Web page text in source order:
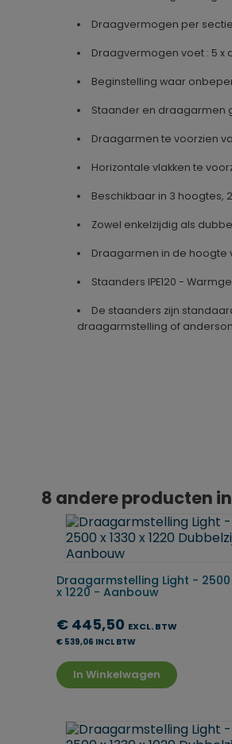
Draagvermogen per
Draagvermogen voet : 5 x
Beginstelling waar
Staander en draagarmen
Draagarmen te voorzien
Horizontale vlakken te
Beschikbaar in 3 hoogtes,
Zowel enkelzijdig als
Draagarmen in de hoogte
Staanders IPE120 -
De staanders zijn
draagarmstelling of
8 andere producten
Draagarmstelling Light - 2500
x 1220 - Aanbouw
€ 445,50 EXCL. BTW
€ 539,06 INCL BTW
In Winkelwagen